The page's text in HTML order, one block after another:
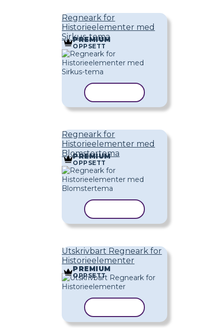
Regneark for
Historieelementer med
Sirkus-tema
PREMIUM
OPPSETT
Regneark for
Historieelementer med
Blomstertema
PREMIUM
OPPSETT
Utskrivbart Regneark for
Historieelementer
PREMIUM
OPPSETT